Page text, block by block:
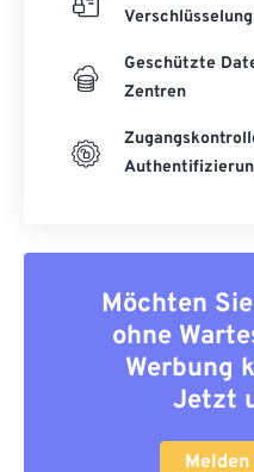
Verschlüsselung
Geschützte
Zentren
Möchten
ohne
Werbung
Jetzt